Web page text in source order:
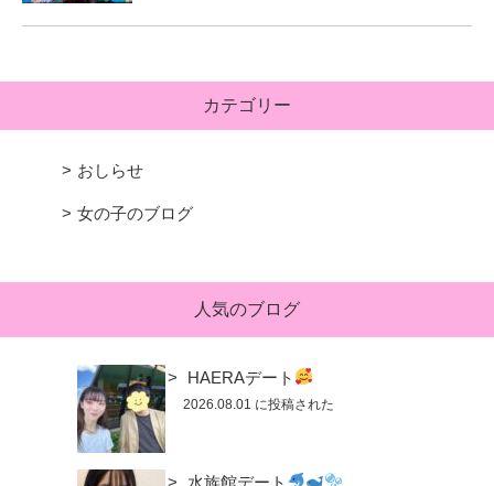
カテゴリー
おしらせ
女の子のブログ
人気のブログ
HAERAデート
2026.08.01 に投稿された
水族館デート